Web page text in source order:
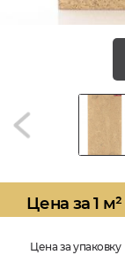
Цена за 1 м²
Цена за упаковку